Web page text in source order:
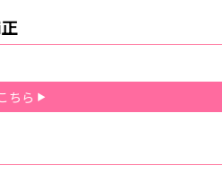
ちら